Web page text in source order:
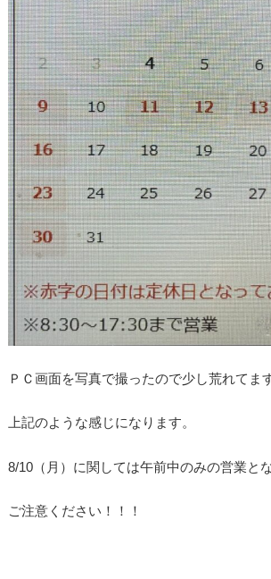
ＰＣ画面を写真で撮ったので少し荒れてま
上記のような感じになります。
8/10（月）に関しては午前中のみの営業と
ご注意ください！！！